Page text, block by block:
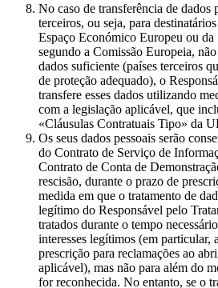
No caso de transferência de dados
terceiros, ou seja, para
Espaço Económico Europeu ou da
segundo a Comissão Europeia,
dados suficiente (países terceiros
de proteção adequado), o
transfere esses dados utilizando
com a legislação aplicável, que
«Cláusulas Contratuais Tipo» da
Os seus dados pessoais serão
do Contrato de Serviço de
Contrato de Conta de
rescisão, durante o prazo de
medida em que o tratamento de
legítimo do Responsável pelo
tratados durante o tempo
interesses legítimos (em particular,
prescrição para reclamações ao
aplicável), mas não para além do
for reconhecida. No entanto, se o